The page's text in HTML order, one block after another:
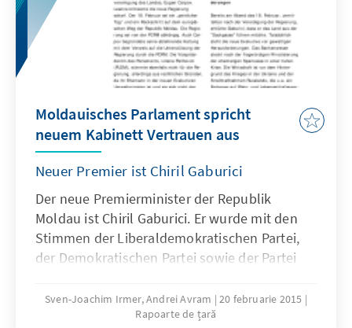
Moldauisches Parlament spricht
neuem Kabinett Vertrauen aus
Neuer Premier ist Chiril Gaburici
Der neue Premierminister der Republik
Moldau ist Chiril Gaburici. Er wurde mit den
Stimmen der Liberaldemokratischen Partei,
der Demokratischen Partei sowie der Partei
Wirtschaft und wurde am 14. Februar für das
Amt nominiert, nachdem die PCRM ihre
Sven-Joachim Irmer, Andrei Avram
20 februarie 2015
Rapoarte de țară